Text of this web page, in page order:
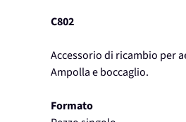
C802
Accessorio di ricambio per
Ampolla e boccaglio.
Formato